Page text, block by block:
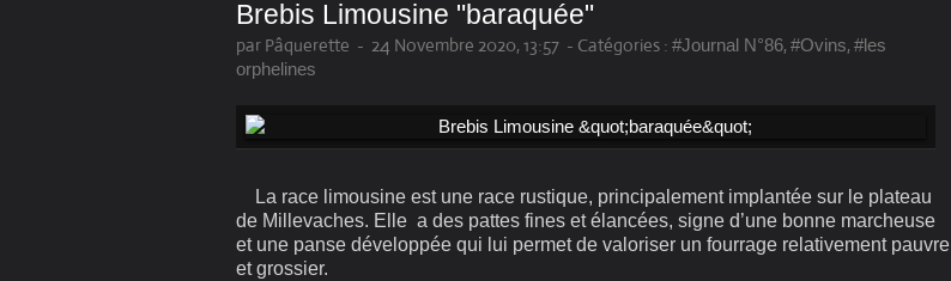
Brebis Limousine "baraquée"
par Pâquerette - 24 Novembre 2020, 13:57 - Catégories : #Journal N°86, #Ovins, #les
orphelines
La race limousine est une race rustique, principalement implantée sur le plateau
de Millevaches. Elle a des pattes fines et élancées, signe d’une bonne marcheuse
et une panse développée qui lui permet de valoriser un fourrage relativement pauvre
et grossier.